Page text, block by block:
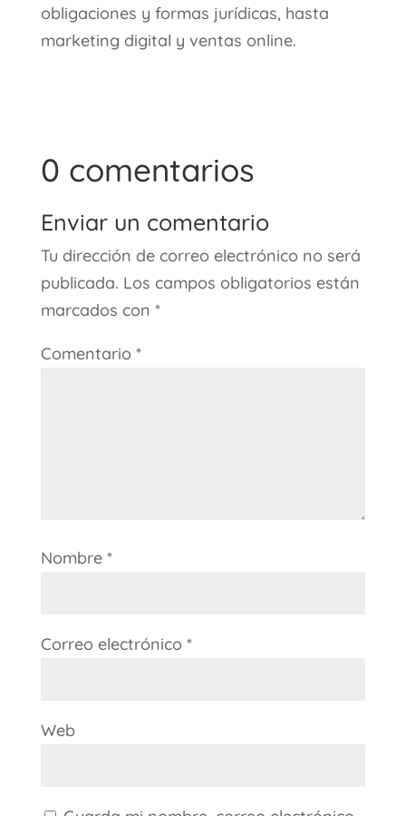
obligaciones y formas jurídicas, hasta
marketing digital y ventas online.
0 comentarios
Enviar un comentario
Tu dirección de correo electrónico no será
publicada. Los campos obligatorios están
marcados con *
Comentario *
Nombre *
Correo electrónico *
Web